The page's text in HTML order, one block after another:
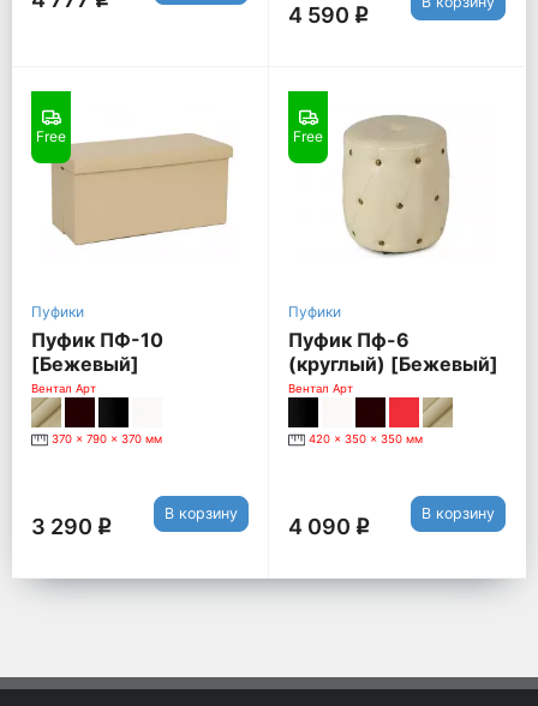
4 590 q
Free
Пуфики
Пуфик ПФ-10
[Бежевый]
Вентал Арт
370 x 790 x 370 мм
3 290 q
В корзину
Free
Пуфики
Пуфик Пф-6
(круглый) [Бежевый]
Вентал Арт
420 x 350 x 350 мм
4 090 q
В корзину